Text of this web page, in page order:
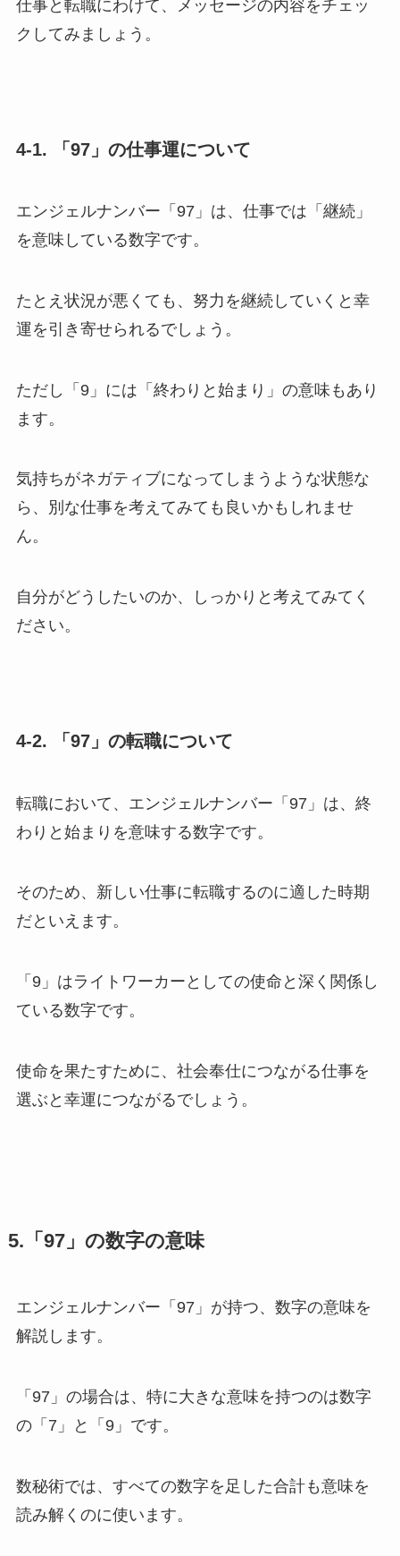
仕事と転職にわけて、メッセージの内容をチェッ
クしてみましょう。
4-1. 「97」の仕事運について
エンジェルナンバー「97」は、仕事では「継続」
を意味している数字です。
たとえ状況が悪くても、努力を継続していくと幸
運を引き寄せられるでしょう。
ただし「9」には「終わりと始まり」の意味もあり
ます。
気持ちがネガティブになってしまうような状態な
ら、別な仕事を考えてみても良いかもしれませ
ん。
自分がどうしたいのか、しっかりと考えてみてく
ださい。
4-2. 「97」の転職について
転職において、エンジェルナンバー「97」は、終
わりと始まりを意味する数字です。
そのため、新しい仕事に転職するのに適した時期
だといえます。
「9」はライトワーカーとしての使命と深く関係し
ている数字です。
使命を果たすために、社会奉仕につながる仕事を
選ぶと幸運につながるでしょう。
5.「97」の数字の意味
エンジェルナンバー「97」が持つ、数字の意味を
解説します。
「97」の場合は、特に大きな意味を持つのは数字
の「7」と「9」です。
数秘術では、すべての数字を足した合計も意味を
読み解くのに使います。